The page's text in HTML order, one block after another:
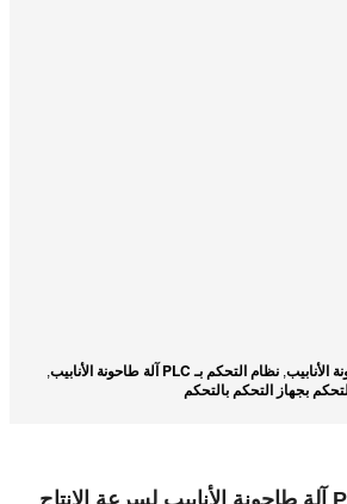
, نظام التحكم بـ PLC آلة طاحونة الأنابيب ,
بجهاز التحكم بالتحكم
نظام التحكم بـ PLC آلة طاحونة الأنابيب لسرعة الإنتاج